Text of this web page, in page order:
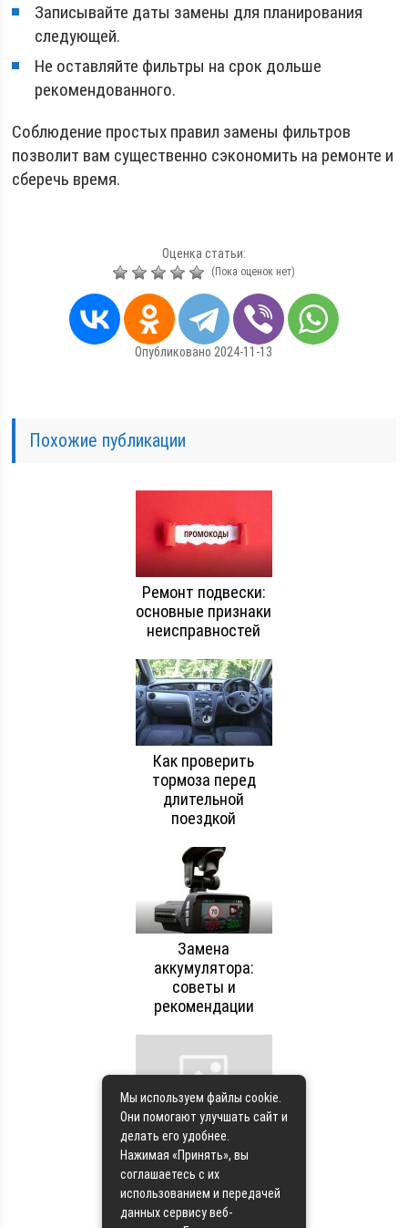
Записывайте даты замены для планирования
следующей.
Не оставляйте фильтры на срок дольше
рекомендованного.
Соблюдение простых правил замены фильтров
позволит вам существенно сэкономить на ремонте и
сберечь время.
Оценка статьи:
(Пока оценок нет)
Опубликовано 2024-11-13
Похожие публикации
Ремонт подвески:
основные признаки
неисправностей
Как проверить
тормоза перед
длительной
поездкой
Замена
аккумулятора:
советы и
рекомендации
Замена масла в
автоматической
трансмиссии
Мы используем файлы cookie.
Они помогают улучшать сайт и
делать его удобнее.
Нажимая «Принять», вы
соглашаетесь с их
использованием и передачей
данных сервису веб-